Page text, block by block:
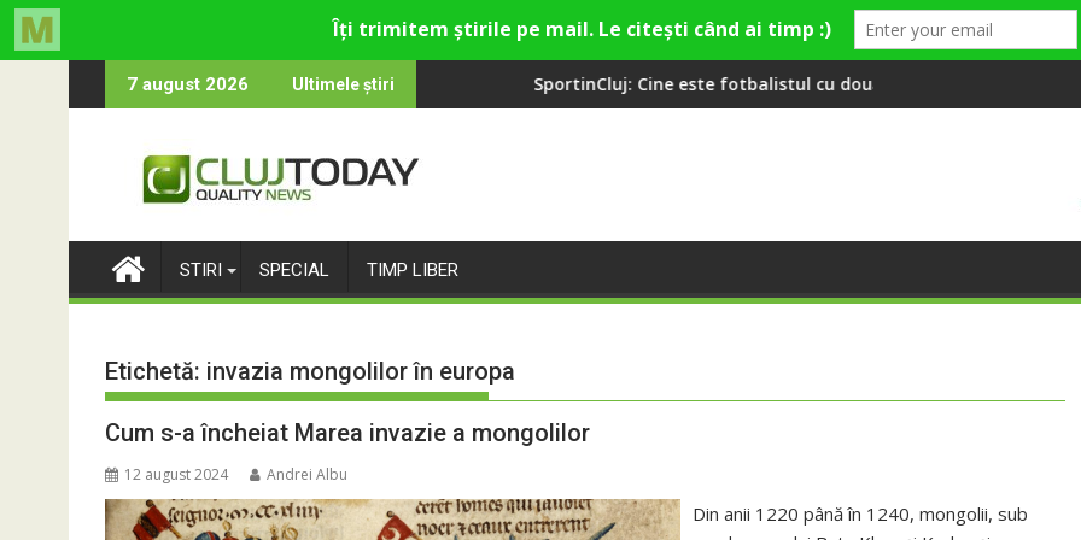
to
7 august 2026 Ultimele știri
și de divertisment din Cluj-Napoca
o întrebare SportinCluj: Cine este fotbalistul cu două diplome care a învățat româna la 2 ani
Compania de Apă Someș,
STIRI SPECIAL TIMP LIBER
Etichetă: invazia mongolilor în europa
Cum s-a încheiat Marea invazie a mongolilor
12 august 2024 Andrei Albu
Din anii 1220 până în 1240, mongolii, sub